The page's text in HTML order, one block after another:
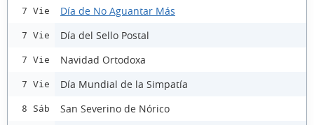
7 Vie Día de No Aguantar Más
7 Vie Día del Sello Postal
7 Vie Navidad Ortodoxa
7 Vie Día Mundial de la Simpatía
8 Sáb San Severino de Nórico